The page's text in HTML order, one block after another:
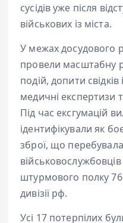
сусідів уже після
військових із міста.
У межах досудового
провели масштабну
подій, допити
медичні експертизи
Під час ексгумацій
ідентифікували як
зброї, що
штурмового полку
дивізії рф.
Усі 17 потерпілих